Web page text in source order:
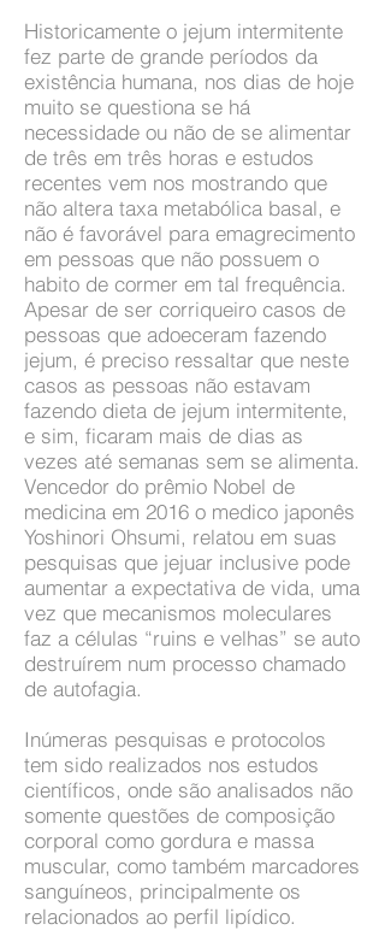
Historicamente o jejum intermitente
fez parte de grande períodos da
existência humana, nos dias de hoje
muito se questiona se há
necessidade ou não de se alimentar
de três em três horas e estudos
recentes vem nos mostrando que
não altera taxa metabólica basal, e
não é favorável para emagrecimento
em pessoas que não possuem o
habito de cormer em tal frequência.
Apesar de ser corriqueiro casos de
pessoas que adoeceram fazendo
jejum, é preciso ressaltar que neste
casos as pessoas não estavam
fazendo dieta de jejum intermitente,
e sim, ficaram mais de dias as
vezes até semanas sem se alimenta.
Vencedor do prêmio Nobel de
medicina em 2016 o medico japonês
Yoshinori Ohsumi, relatou em suas
pesquisas que jejuar inclusive pode
aumentar a expectativa de vida, uma
vez que mecanismos moleculares
faz a células “ruins e velhas” se auto
destruírem num processo chamado
de autofagia.
Inúmeras pesquisas e protocolos
tem sido realizados nos estudos
científicos, onde são analisados não
somente questões de composição
corporal como gordura e massa
muscular, como também marcadores
sanguíneos, principalmente os
relacionados ao perfil lipídico.